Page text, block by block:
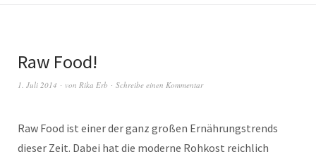
Raw Food!
1. Juli 2014 von Rika Erb Schreibe einen Kommentar
Raw Food ist einer der ganz großen Ernährungstrends
dieser Zeit. Dabei hat die moderne Rohkost reichlich